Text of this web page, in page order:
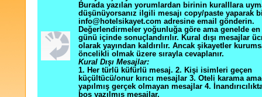
Burada yazılan yorumlardan birinin kuralllara
düşünüyorsanız ilgili mesajı copy/paste yaparak
info@hotelsikayet.com adresine email gönderin.
Değerlendirmeler yoğunluğa göre ama genelde
günü içinde sonuçlandırılır. Kural dışı mesajlar
olarak yayından kaldırılır. Ancak şikayetler
öncelikli olmak üzere sırayla cevaplanır.
Kural Dışı Mesajlar:
1. Her türlü küfürlü mesaj. 2. Kişi isimleri geçen
küçültücü/onur kırıcı mesajlar 3. Oteli karama
yapılmış gerçek olmayan mesajlar 4.
boş yazılmış mesajlar.